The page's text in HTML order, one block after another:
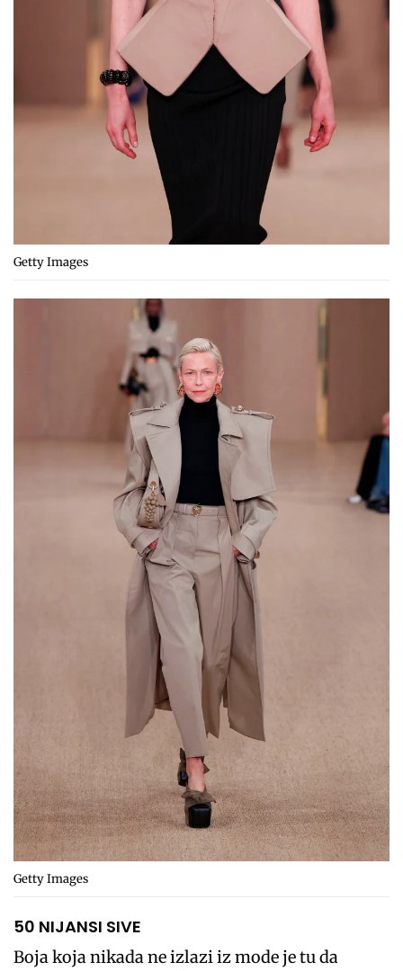
Getty Images
Getty Images
50 NIJANSI SIVE
Boja koja nikada ne izlazi iz mode je tu da